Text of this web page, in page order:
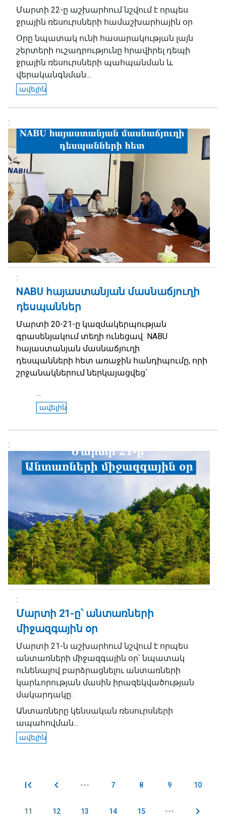
Մարտի 22-ը աշխարհում նշվում է որպես
ջրային ռեսուրսների համաշխարհային օր
Օրը նպատակ ունի հասարակության լայն
շերտերի ուշադրությունը հրավիրել դեպի
ջրային ռեսուրսների պահպանման և
վերականգնման...
ավելին
NABU հայաստանյան մասնաճյուղի
դեսպաններ
Մարտի 20-21-ը կազմակերպության
գրասենյակում տեղի ունեցավ NABU
հայաստանյան մասնաճյուղի
դեսպանների հետ առաջին հանդիպումը, որի
շրջանակներում ներկայացվեց՝
...
ավելին
Մարտի 21-ը՝ անտառների
միջազգային օր
Մարտի 21-ն աշխարհում նշվում է որպես
անտառների միջազգային օր՝ նպատակ
ունենալով բարձրացնելու անտառների
կարևորության մասին իրազեկվածության
մակարդակը:
Անտառները կենսական ռեսուրսների
ապահովման...
ավելին
Էջեր 7 8 9 10
11 12 13 14 15